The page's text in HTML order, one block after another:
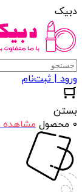
دبیک
ورود | ثبت‌نام
بستن
0 محصول
مشاهده